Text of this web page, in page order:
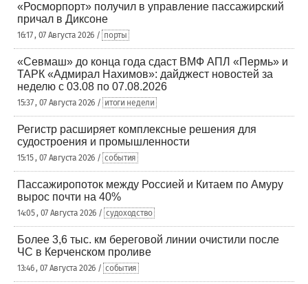
«Росморпорт» получил в управление пассажирский
причал в Диксоне
16:17 , 07 Августа 2026 / порты
«Севмаш» до конца года сдаст ВМФ АПЛ «Пермь» и
ТАРК «Адмирал Нахимов»: дайджест новостей за
неделю с 03.08 по 07.08.2026
15:37 , 07 Августа 2026 / итоги недели
Регистр расширяет комплексные решения для
судостроения и промышленности
15:15 , 07 Августа 2026 / события
Пассажиропоток между Россией и Китаем по Амуру
вырос почти на 40%
14:05 , 07 Августа 2026 / судоходство
Более 3,6 тыс. км береговой линии очистили после
ЧС в Керченском проливе
13:46 , 07 Августа 2026 / события